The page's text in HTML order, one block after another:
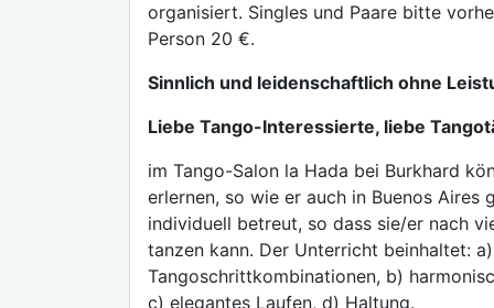
organisiert. Singles und Paare bitte
Person 20 €.
Sinnlich und leidenschaftlich ohne
Liebe Tango-Interessierte, liebe
im Tango-Salon la Hada bei Burkhard
erlernen, so wie er auch in Buenos
individuell betreut, so dass sie/er nach
tanzen kann. Der Unterricht beinhaltet:
Tangoschrittkombinationen, b)
c) elegantes Laufen, d) Haltung.